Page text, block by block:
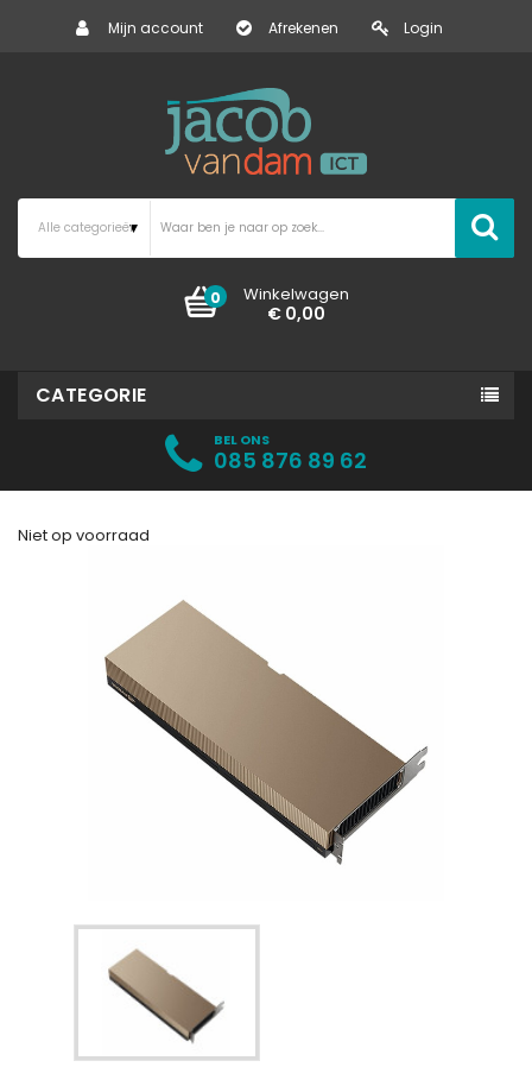
Mijn account Afrekenen Login
Winkelwagen
0
€ 0,00
CATEGORIE
BEL ONS
085 876 89 62
Niet op voorraad